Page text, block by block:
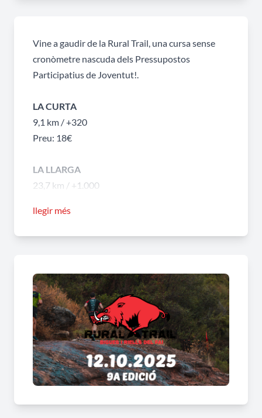
Vine a gaudir de la Rural Trail, una cursa sense
cronòmetre nascuda dels Pressupostos
Participatius de Joventut!.
LA CURTA
9,1 km / +320
Preu: 18€
LA LLARGA
23,7 km / +1.000
Les inscripcions s'han de fer al
llegir més